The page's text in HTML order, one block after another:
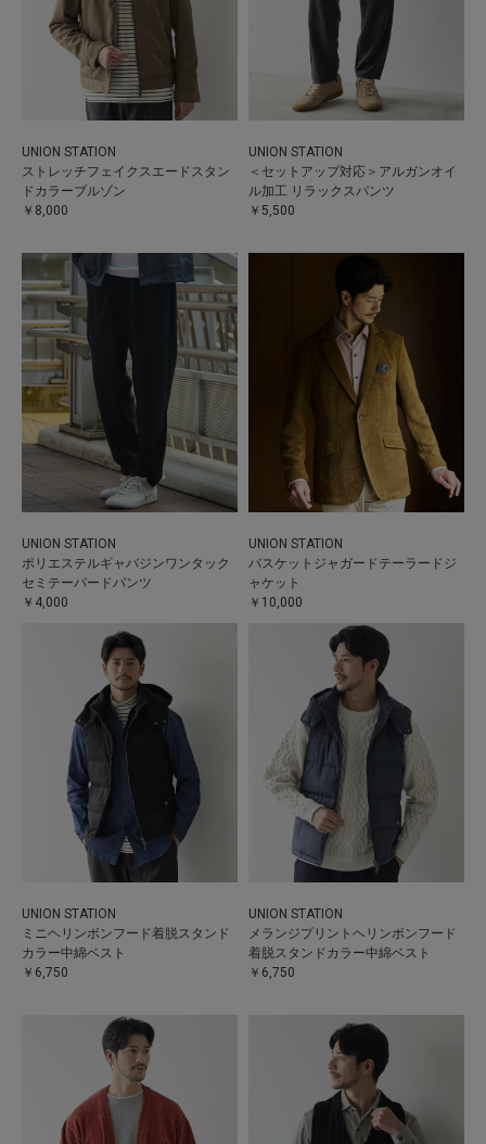
UNION STATION
ストレッチフェイクスエードスタン
ドカラーブルゾン
￥8,000
UNION STATION
＜セットアップ対応＞アルガンオイ
ル加工 リラックスパンツ
￥5,500
UNION STATION
ポリエステルギャバジンワンタック
セミテーパードパンツ
￥4,000
UNION STATION
バスケットジャガードテーラードジ
ャケット
￥10,000
UNION STATION
ミニヘリンボンフード着脱スタンド
カラー中綿ベスト
￥6,750
UNION STATION
メランジプリントヘリンボンフード
着脱スタンドカラー中綿ベスト
￥6,750